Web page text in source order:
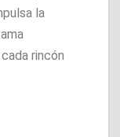
la
rincón